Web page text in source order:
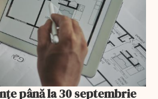
până la 30 septembrie